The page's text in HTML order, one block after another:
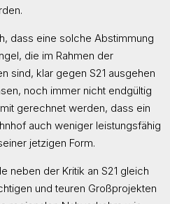
dass eine solche Abstimmung
die im Rahmen der
sind, klar gegen S21 ausgehen
noch immer nicht endgültig
gerechnet werden, dass ein
auch weniger leistungsfähig
jetzigen Form.
neben der Kritik an S21 gleich
und teuren Großprojekten